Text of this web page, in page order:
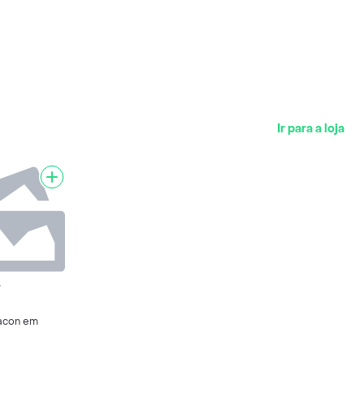
Ir para a loja
em